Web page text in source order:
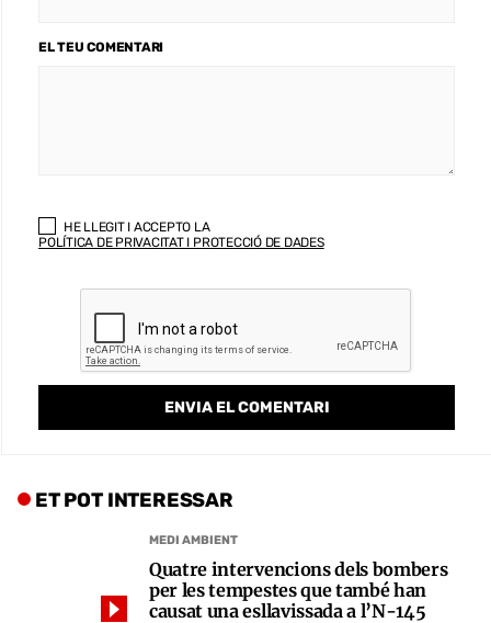
EL TEU COMENTARI
HE LLEGIT I ACCEPTO LA
POLÍTICA DE PRIVACITAT I PROTECCIÓ DE DADES
ET POT INTERESSAR
MEDI AMBIENT
Quatre intervencions dels bombers
per les tempestes que també han
causat una esllavissada a l’N-145